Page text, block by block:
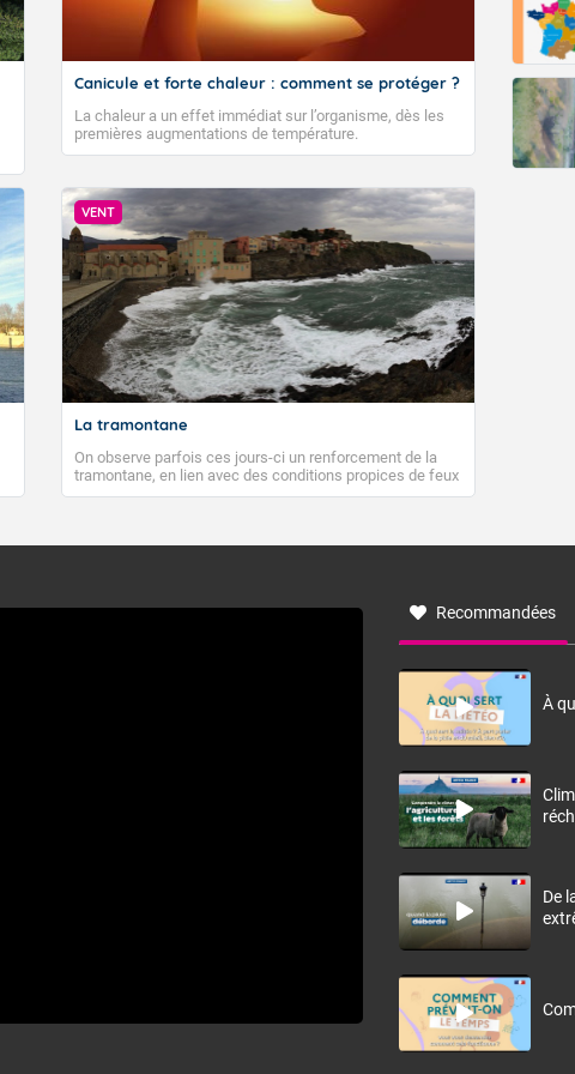
Canicule et forte chaleur : comment se protéger ?
La chaleur a un effet immédiat sur l’organisme, dès les
premières augmentations de température.
VENT
La tramontane
On observe parfois ces jours-ci un renforcement de la
tramontane, en lien avec des conditions propices de feux
de forêt. Mais qu'est-ce que la tramontane ? Quelles sont
à nord-ouest, dans un secteur qui part du Roussillon à la
monts, en allusion aux régions montagneuses d’où
Recommandées
À
De